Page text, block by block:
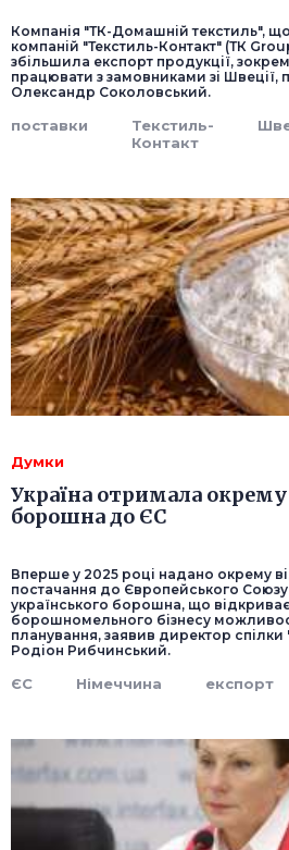
Компанія "ТК-Домашній текстиль",
компаній "Текстиль-Контакт" (ТК
збільшила експорт продукції,
працювати з замовниками зі Швеції,
Олександр Соколовський.
поставки
Текстиль-
Контакт
Думки
Україна отримала
борошна до ЄС
Вперше у 2025 році надано окрему
постачання до Європейського Союзу
українського борошна, що
борошномельного бізнесу
планування, заявив директор
Родіон Рибчинський.
ЄС Німеччина експорт